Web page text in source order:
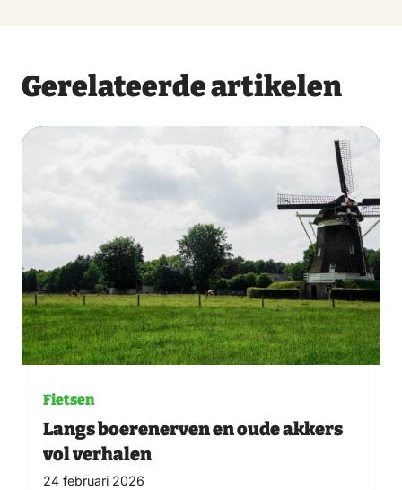
Gerelateerde artikelen
Fietsen
Langs boerenerven en oude akkers
vol verhalen
24 februari 2026